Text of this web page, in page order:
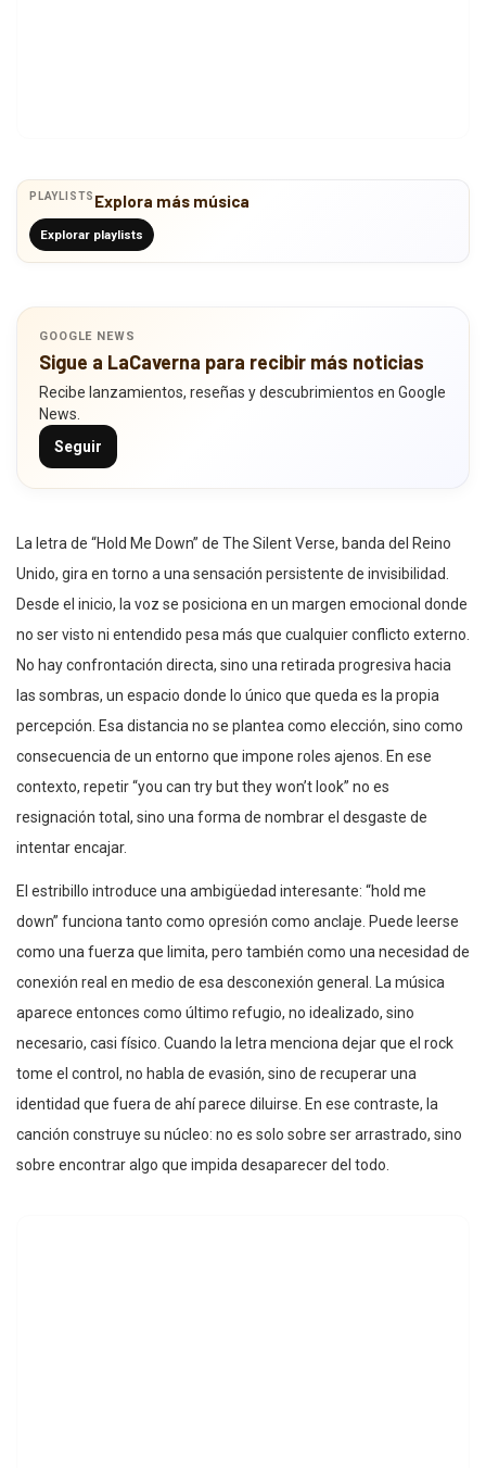
PLAYLISTS Explora más música
Explorar playlists
GOOGLE NEWS
Sigue a LaCaverna para recibir más noticias
Recibe lanzamientos, reseñas y descubrimientos en Google
News.
Seguir
La letra de “Hold Me Down” de The Silent Verse, banda del Reino
Unido, gira en torno a una sensación persistente de invisibilidad.
Desde el inicio, la voz se posiciona en un margen emocional donde
no ser visto ni entendido pesa más que cualquier conflicto externo.
No hay confrontación directa, sino una retirada progresiva hacia
las sombras, un espacio donde lo único que queda es la propia
percepción. Esa distancia no se plantea como elección, sino como
consecuencia de un entorno que impone roles ajenos. En ese
contexto, repetir “you can try but they won’t look” no es
resignación total, sino una forma de nombrar el desgaste de
intentar encajar.
El estribillo introduce una ambigüedad interesante: “hold me
down” funciona tanto como opresión como anclaje. Puede leerse
como una fuerza que limita, pero también como una necesidad de
conexión real en medio de esa desconexión general. La música
aparece entonces como último refugio, no idealizado, sino
necesario, casi físico. Cuando la letra menciona dejar que el rock
tome el control, no habla de evasión, sino de recuperar una
identidad que fuera de ahí parece diluirse. En ese contraste, la
canción construye su núcleo: no es solo sobre ser arrastrado, sino
sobre encontrar algo que impida desaparecer del todo.